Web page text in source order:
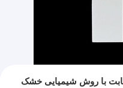
با روش شیمیایی خشک